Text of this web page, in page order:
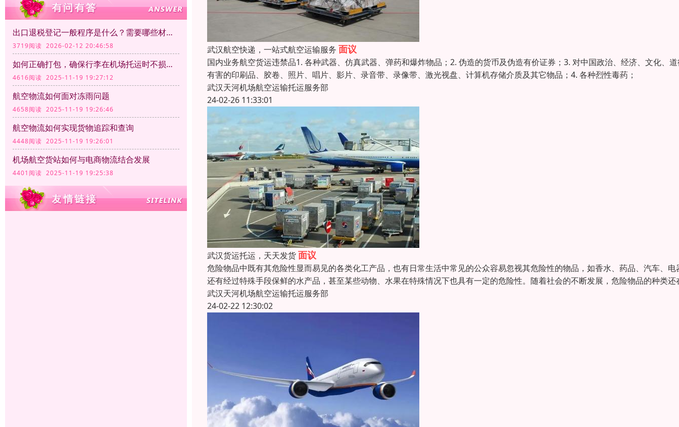
出口退税登记一般程序是什么？需要哪些材料？
3719阅读 2026-02-12 20:46:58
如何正确打包，确保行李在机场托运时不损坏？
4616阅读 2025-11-19 19:27:12
航空物流如何面对冻雨问题
4658阅读 2025-11-19 19:26:46
航空物流如何实现货物追踪和查询
4448阅读 2025-11-19 19:26:01
机场航空货站如何与电商物流结合发展
4401阅读 2025-11-19 19:25:38
武汉航空快递，一站式航空运输服务 面议
国内业务航空货运违禁品1. 各种武器、仿真武器、弹药和爆炸物品；2. 伪造的货币及伪造有价证券；3. 对中国政治、经济、文化、
有害的印刷品、胶卷、照片、唱片、影片、录音带、录像带、激光视盘、计算机存储介质及其它物品；4. 各种烈性毒药；
武汉天河机场航空运输托运服务部
24-02-26 11:33:01
武汉货运托运，天天发货面议
危险物品中既有其危险性显而易见的各类化工产品，也有日常生活中常见的公众容易忽视其危险性的物品，如香水、药品、汽车、电
还有经过特殊手段保鲜的水产品，甚至某些动物、水果在特殊情况下也具有一定的危险性。随着社会的不断发展，危险物品的种类还
武汉天河机场航空运输托运服务部
24-02-22 12:30:02